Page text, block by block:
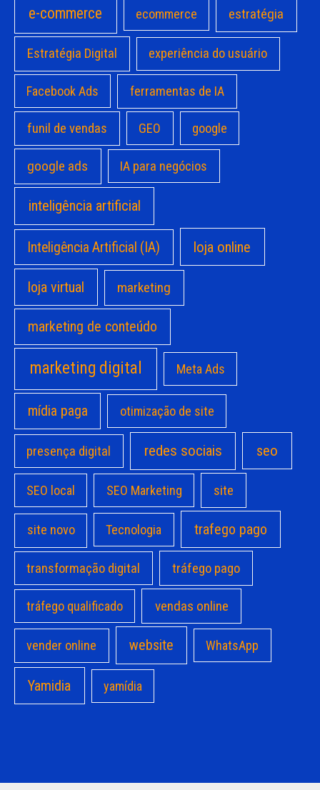
e-commerce ecommerce estratégia
Estratégia Digital experiência do usuário
Facebook Ads ferramentas de IA
funil de vendas GEO google
google ads IA para negócios
inteligência artificial
Inteligência Artificial (IA) loja online
loja virtual marketing
marketing de conteúdo
marketing digital Meta Ads
mídia paga otimização de site
presença digital redes sociais seo
SEO local SEO Marketing site
site novo Tecnologia trafego pago
transformação digital tráfego pago
tráfego qualificado vendas online
vender online website WhatsApp
Yamidia yamídia